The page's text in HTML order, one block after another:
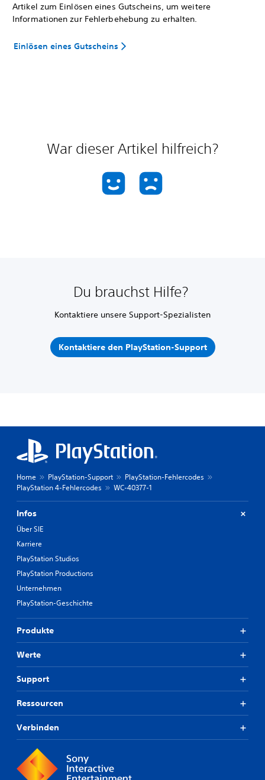
Artikel zum Einlösen eines Gutscheins, um weitere
Informationen zur Fehlerbehebung zu erhalten.
Einlösen eines Gutscheins
War dieser Artikel hilfreich?
Du brauchst Hilfe?
Kontaktiere unsere Support-Spezialisten
Kontaktiere den PlayStation-Support
Home PlayStation-Support
PlayStation-Fehlercodes
PlayStation 4-Fehlercodes
WC-40377-1
Infos
Über SIE
Karriere
PlayStation Studios
PlayStation Productions
Unternehmen
PlayStation-Geschichte
Produkte
Werte
Support
Ressourcen
Verbinden